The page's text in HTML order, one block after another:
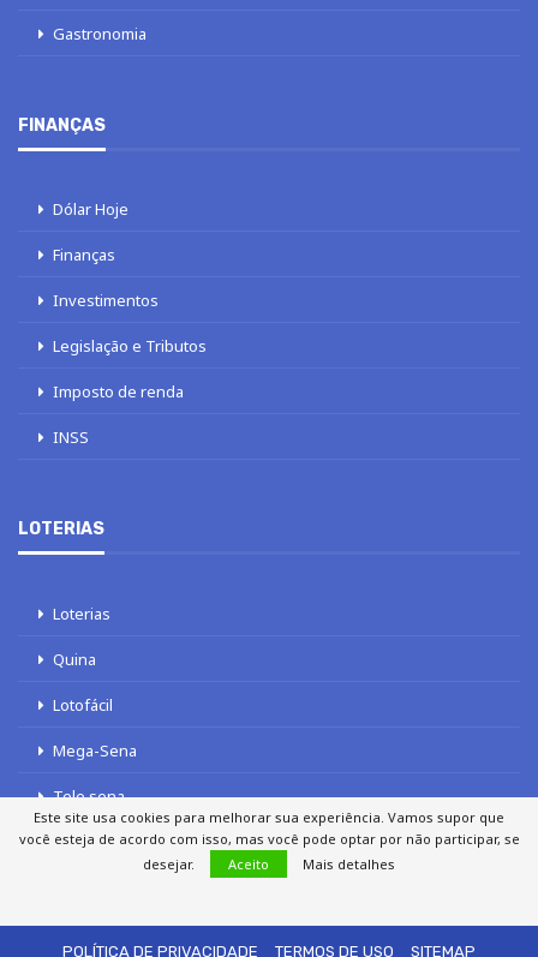
Gastronomia
FINANÇAS
Dólar Hoje
Finanças
Investimentos
Legislação e Tributos
Imposto de renda
INSS
LOTERIAS
Loterias
Quina
Lotofácil
Mega-Sena
Tele sena
POLÍTICA DE PRIVACIDADE
TERMOS DE USO SITEMAP
Este site usa cookies para melhorar sua experiência. Vamos supor que
você esteja de acordo com isso, mas você pode optar por não participar, se
desejar.
Aceito Mais detalhes